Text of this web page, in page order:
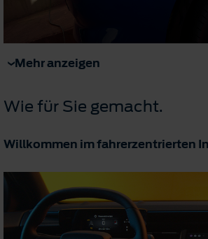
Mehr anzeigen
Wie für Sie gemacht.
Willkommen im fahrerzentrierten